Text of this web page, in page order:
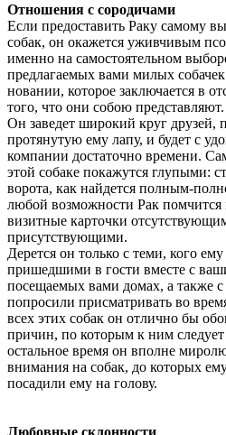
Отношения с сородичами
Если предоставить Раку самому
собак, он окажется уживчивым
именно на само­стоятельном
предла­гаемых вами милых
новании, которое заключается в
того, что они собою представляют.
Он заведет широкий круг
протянутую ему лапу, и будет с
компании достаточно вре­мени.
этой соба­ке покажутся глупыми:
ворота, как найдется полным-
любой возможности Рак помчит­ся
визитные карточки
присутству­ющими.
Дерется он только с теми, кого
пришедшими в гости вместе с
посещаемых вами домах, а также
попросили присматривать во
всех этих собак он отлично бы
причин, по которым к ним
остальное время он вполне
внимания на собак, до которых
посадили ему на голову.
Любовные склонности